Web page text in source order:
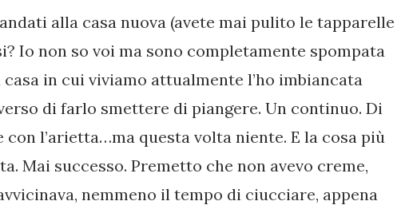
alla casa nuova (avete mai pulito le tapparelle
Io non so voi ma sono completamente spompata
in cui viviamo attualmente l’ho imbiancata
di farlo smettere di piangere. Un continuo. Di
l’arietta…ma questa volta niente. E la cosa più
Mai successo. Premetto che non avevo creme,
nemmeno il tempo di ciucciare, appena